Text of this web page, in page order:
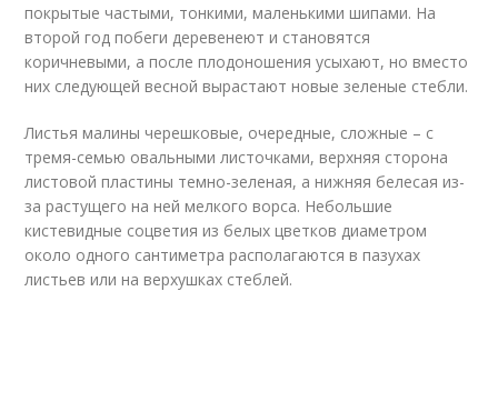
покрытые частыми, тонкими, маленькими шипами. На
второй год побеги деревенеют и становятся
коричневыми, а после плодоношения усыхают, но вместо
них следующей весной вырастают новые зеленые стебли.
Листья малины черешковые, очередные, сложные – с
тремя-семью овальными листочками, верхняя сторона
листовой пластины темно-зеленая, а нижняя белесая из-
за растущего на ней мелкого ворса. Небольшие
кистевидные соцветия из белых цветков диаметром
около одного сантиметра располагаются в пазухах
листьев или на верхушках стеблей.